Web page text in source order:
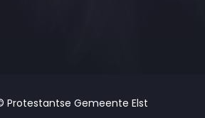
Protestantse Gemeente Elst